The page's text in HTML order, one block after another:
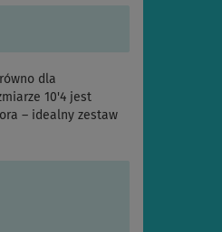
dla
10'4 jest
– idealny zestaw